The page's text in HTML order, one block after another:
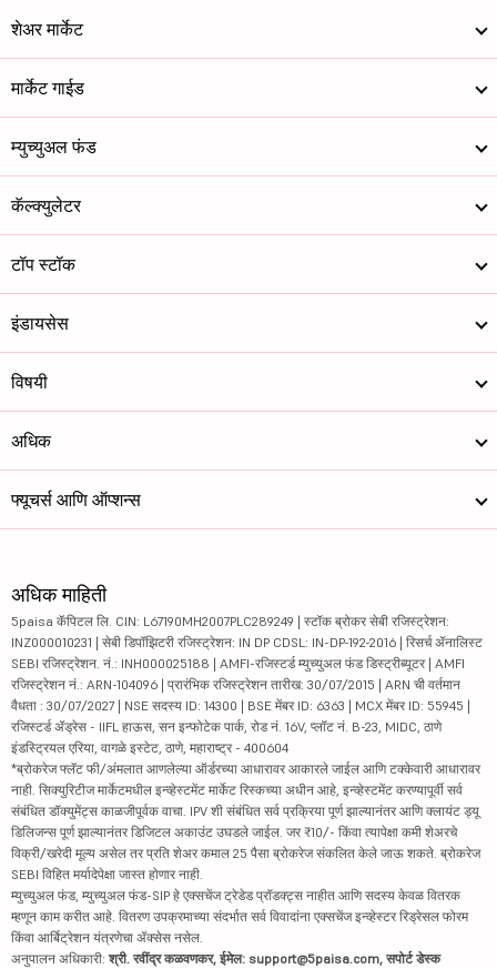
शेअर मार्केट
मार्केट गाईड
म्युच्युअल फंड
कॅल्क्युलेटर
टॉप स्टॉक
इंडायसेस
विषयी
अधिक
फ्यूचर्स आणि ऑप्शन्स
अधिक माहिती
5paisa कॅपिटल लि. CIN: L67190MH2007PLC289249 | स्टॉक ब्रोकर सेबी रजिस्ट्रेशन:
INZ000010231 | सेबी डिपॉझिटरी रजिस्ट्रेशन: IN DP CDSL: IN-DP-192-2016 | रिसर्च ॲनालिस्ट
SEBI रजिस्ट्रेशन. नं.: INH000025188 | AMFI-रजिस्टर्ड म्युच्युअल फंड डिस्ट्रीब्यूटर | AMFI
रजिस्ट्रेशन नं.: ARN-104096 | प्रारंभिक रजिस्ट्रेशन तारीख: 30/07/2015 | ARN ची वर्तमान
वैधता : 30/07/2027 | NSE सदस्य ID: 14300 | BSE मेंबर ID: 6363 | MCX मेंबर ID: 55945 |
रजिस्टर्ड ॲड्रेस - IIFL हाऊस, सन इन्फोटेक पार्क, रोड नं. 16V, प्लॉट नं. B-23, MIDC, ठाणे
इंडस्ट्रियल एरिया, वागळे इस्टेट, ठाणे, महाराष्ट्र - 400604
*ब्रोकरेज फ्लॅट फी/अंमलात आणलेल्या ऑर्डरच्या आधारावर आकारले जाईल आणि टक्केवारी आधारावर
नाही. सिक्युरिटीज मार्केटमधील इन्व्हेस्टमेंट मार्केट रिस्कच्या अधीन आहे, इन्व्हेस्टमेंट करण्यापूर्वी सर्व
संबंधित डॉक्युमेंट्स काळजीपूर्वक वाचा. IPV शी संबंधित सर्व प्रक्रिया पूर्ण झाल्यानंतर आणि क्लायंट ड्यू
डिलिजन्स पूर्ण झाल्यानंतर डिजिटल अकाउंट उघडले जाईल. जर ₹10/- किंवा त्यापेक्षा कमी शेअरचे
विक्री/खरेदी मूल्य असेल तर प्रति शेअर कमाल 25 पैसा ब्रोकरेज संकलित केले जाऊ शकते. ब्रोकरेज
SEBI विहित मर्यादेपेक्षा जास्त होणार नाही.
म्युच्युअल फंड, म्युच्युअल फंड-SIP हे एक्सचेंज ट्रेडेड प्रॉडक्ट्स नाहीत आणि सदस्य केवळ वितरक
म्हणून काम करीत आहे. वितरण उपक्रमाच्या संदर्भात सर्व विवादांना एक्सचेंज इन्व्हेस्टर रिड्रेसल फोरम
किंवा आर्बिट्रेशन यंत्रणेचा ॲक्सेस नसेल.
अनुपालन अधिकारी: श्री. रवींद्र कळवणकर, ईमेल: support@5paisa.com, सपोर्ट डेस्क